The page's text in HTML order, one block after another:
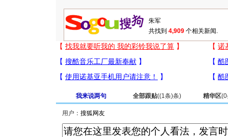
共找到 4,909 个相关新闻.
我来说两句 全部跟贴((1条)条) 精华区(0
用户：